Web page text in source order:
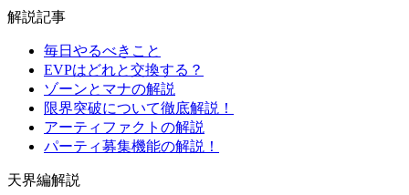
解説記事
毎日やるべきこと
EVPはどれと交換する？
ゾーンとマナの解説
限界突破について徹底解説！
アーティファクトの解説
パーティ募集機能の解説！
天界編解説